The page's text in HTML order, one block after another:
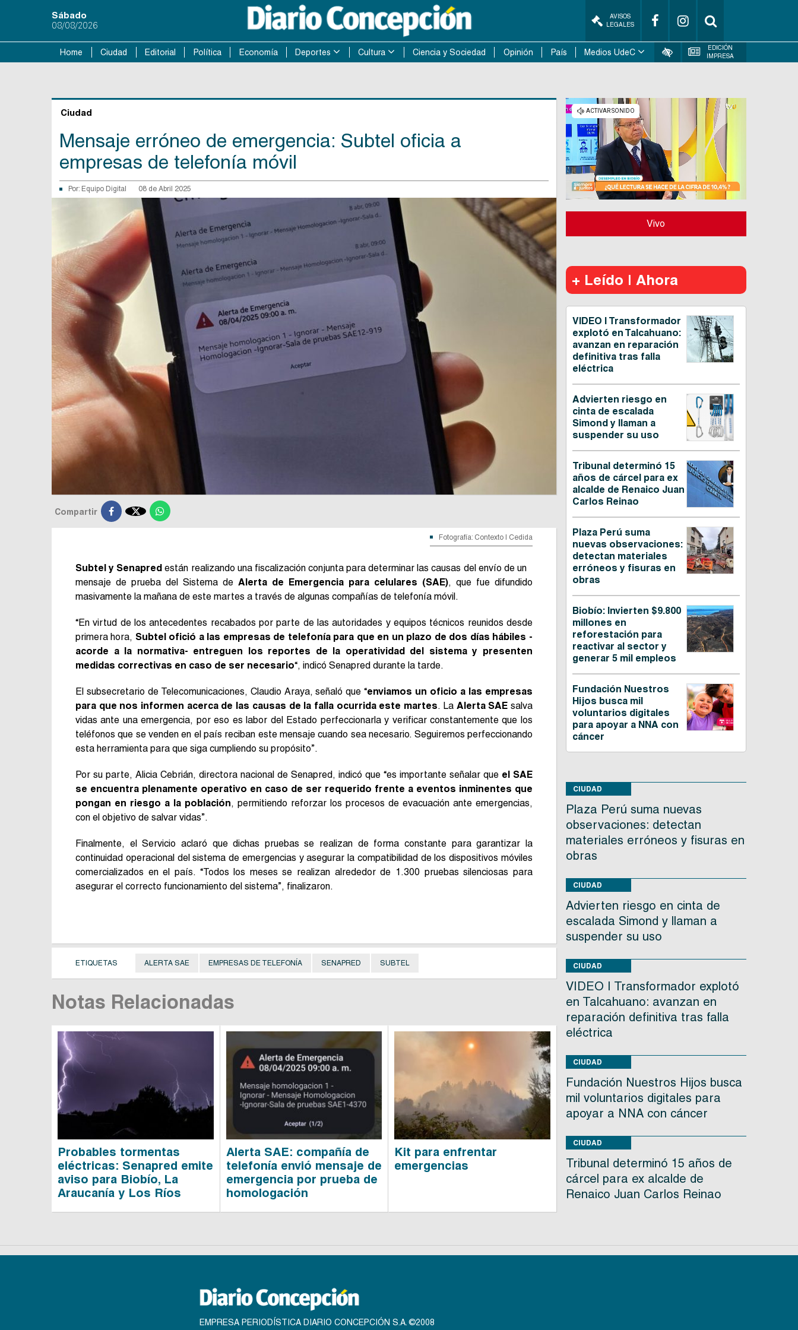
Sábado
08/08/2026
AVISOS
LEGALES
Home Ciudad Editorial Política Economía Deportes Cultura Ciencia y Sociedad Opinión País Medios UdeC
EDICIÓN
IMPRESA
Ciudad
Mensaje erróneo de emergencia: Subtel oficia a
empresas de telefonía móvil
Por: Equipo Digital 08 de Abril 2025
Compartir 
Fotografía: Contexto | Cedida
Subtel y Senapred están realizando una fiscalización conjunta para determinar las causas del envío de un
mensaje de prueba del Sistema de Alerta de Emergencia para celulares (SAE), que fue difundido
masivamente la mañana de este martes a través de algunas compañías de telefonía móvil.
“En virtud de los antecedentes recabados por parte de las autoridades y equipos técnicos reunidos desde
primera hora, Subtel ofició a las empresas de telefonía para que en un plazo de dos días hábiles -
acorde a la normativa- entreguen los reportes de la operatividad del sistema y presenten
medidas correctivas en caso de ser necesario“, indicó Senapred durante la tarde.
El subsecretario de Telecomunicaciones, Claudio Araya, señaló que “enviamos un oficio a las empresas
para que nos informen acerca de las causas de la falla ocurrida este martes. La Alerta SAE salva
vidas ante una emergencia, por eso es labor del Estado perfeccionarla y verificar constantemente que los
teléfonos que se venden en el país reciban este mensaje cuando sea necesario. Seguiremos perfeccionando
esta herramienta para que siga cumpliendo su propósito”.
Por su parte, Alicia Cebrián, directora nacional de Senapred, indicó que “es importante señalar que el SAE
se encuentra plenamente operativo en caso de ser requerido frente a eventos inminentes que
pongan en riesgo a la población, permitiendo reforzar los procesos de evacuación ante emergencias,
con el objetivo de salvar vidas”.
Finalmente, el Servicio aclaró que dichas pruebas se realizan de forma constante para garantizar la
continuidad operacional del sistema de emergencias y asegurar la compatibilidad de los dispositivos móviles
comercializados en el país. “Todos los meses se realizan alrededor de 1.300 pruebas silenciosas para
asegurar el correcto funcionamiento del sistema”, finalizaron.
ETIQUETAS ALERTA SAE EMPRESAS DE TELEFONÍA SENAPRED SUBTEL
Notas Relacionadas
Probables tormentas
eléctricas: Senapred emite
aviso para Biobío, La
Araucanía y Los Ríos
Alerta SAE: compañía de
telefonía envió mensaje de
emergencia por prueba de
homologación
Kit para enfrentar
emergencias
Vivo
+ Leído | Ahora
VIDEO | Transformador
explotó en Talcahuano:
avanzan en reparación
definitiva tras falla
eléctrica
Advierten riesgo en
cinta de escalada
Simond y llaman a
suspender su uso
Tribunal determinó 15
años de cárcel para ex
alcalde de Renaico Juan
Carlos Reinao
Plaza Perú suma
nuevas observaciones:
detectan materiales
erróneos y fisuras en
obras
Biobío: Invierten $9.800
millones en
reforestación para
reactivar al sector y
generar 5 mil empleos
Fundación Nuestros
Hijos busca mil
voluntarios digitales
para apoyar a NNA con
cáncer
CIUDAD
Plaza Perú suma nuevas
observaciones: detectan
materiales erróneos y fisuras en
obras
CIUDAD
Advierten riesgo en cinta de
escalada Simond y llaman a
suspender su uso
CIUDAD
VIDEO | Transformador explotó
en Talcahuano: avanzan en
reparación definitiva tras falla
eléctrica
CIUDAD
Fundación Nuestros Hijos busca
mil voluntarios digitales para
apoyar a NNA con cáncer
CIUDAD
Tribunal determinó 15 años de
cárcel para ex alcalde de
Renaico Juan Carlos Reinao
EMPRESA PERIODÍSTICA DIARIO CONCEPCIÓN S.A. ©2008